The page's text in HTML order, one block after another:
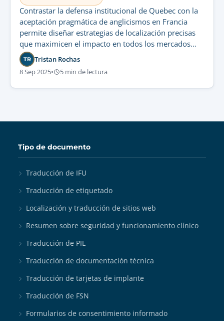
Contrastar la defensa institucional de Quebec con la
aceptación pragmática de anglicismos en Francia
permite diseñar estrategias de localización precisas
que maximicen el impacto en todos los mercados
francófonos.
TR Tristan Rochas
8 Sep 2025• 5 min de lectura
Tipo de documento
Traducción de IFU
Traducción de etiquetado
Localización y traducción de sitios web
Resumen sobre seguridad y funcionamiento clínico
Traducción de PIL
Traducción de documentación técnica
Traducción de tarjetas de implante
Traducción de FSN
Formularios de consentimiento informado